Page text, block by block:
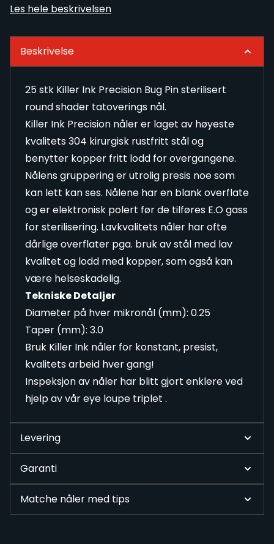
Les hele beskrivelsen
Beskrivelse
25 stk Killer Ink Precision Bug Pin sterilisert
round shader tatoverings nål.
Killer Ink Precision nåler er laget av høyeste
kvalitets 304 kirurgisk rustfritt stål og
benytter kopper fritt lodd for overgangene.
Nålens gruppering er utrolig presis noe som
kan lett kan ses. Nålene har en blank overflate
og er elektronisk polert før de tilføres E.O gass
for sterilisering. Lavkvalitets nåler har ofte
dårlige overflater pga. bruk av stål med lav
kvalitet og lodd med kopper, som også kan
være helseskadelig.
Tekniske Detaljer
Diameter på hver mikronål (mm): 0.25
Taper (mm): 3.0
Bruk Killer Ink nåler for konstant, presist,
kvalitets arbeid hver gang!
Inspeksjon av nåler har blitt gjort enklere ved
hjelp av vår eye loupe triplet .
Levering
Garanti
Matche nåler med tips